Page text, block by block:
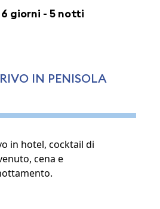
giorni - 5 notti
IN PENISOLA
in hotel, cocktail di
cena e